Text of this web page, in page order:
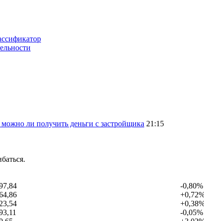
ли получить деньги с застройщика 21:15
-0,80%
-0,05%